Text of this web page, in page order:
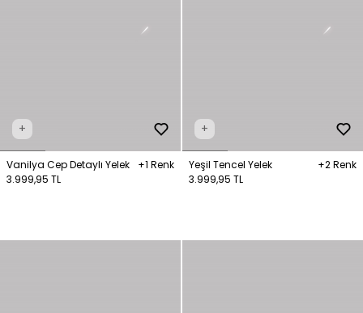
+
Vanilya Cep Detaylı Yelek
+1 Renk
3.999,95 TL
+
Yeşil Tencel Yelek
+2 Renk
3.999,95 TL